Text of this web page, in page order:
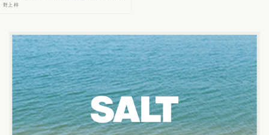
ラム in 福岡にて、官民連携モデル
野上 梓